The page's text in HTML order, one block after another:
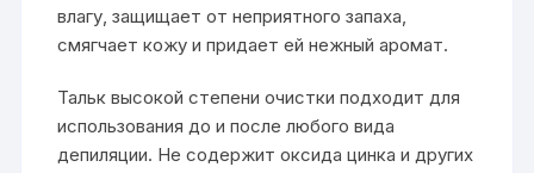
влагу, защищает от неприятного запаха,
смягчает кожу и придает ей нежный аромат.
Тальк высокой степени очистки подходит для
использования до и после любого вида
депиляции. Не содержит оксида цинка и других